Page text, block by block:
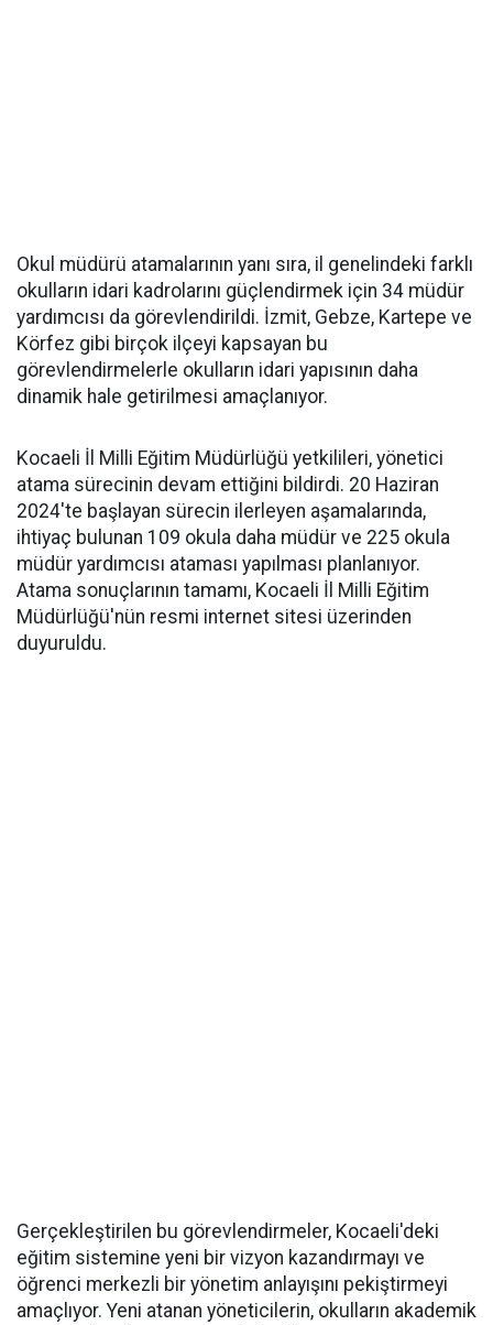
Okul müdürü atamalarının yanı sıra, il genelindeki farklı
okulların idari kadrolarını güçlendirmek için 34 müdür
yardımcısı da görevlendirildi. İzmit, Gebze, Kartepe ve
Körfez gibi birçok ilçeyi kapsayan bu
görevlendirmelerle okulların idari yapısının daha
dinamik hale getirilmesi amaçlanıyor.
Kocaeli İl Milli Eğitim Müdürlüğü yetkilileri, yönetici
atama sürecinin devam ettiğini bildirdi. 20 Haziran
2024'te başlayan sürecin ilerleyen aşamalarında,
ihtiyaç bulunan 109 okula daha müdür ve 225 okula
müdür yardımcısı ataması yapılması planlanıyor.
Atama sonuçlarının tamamı, Kocaeli İl Milli Eğitim
Müdürlüğü'nün resmi internet sitesi üzerinden
duyuruldu.
Gerçekleştirilen bu görevlendirmeler, Kocaeli'deki
eğitim sistemine yeni bir vizyon kazandırmayı ve
öğrenci merkezli bir yönetim anlayışını pekiştirmeyi
amaçlıyor. Yeni atanan yöneticilerin, okulların akademik